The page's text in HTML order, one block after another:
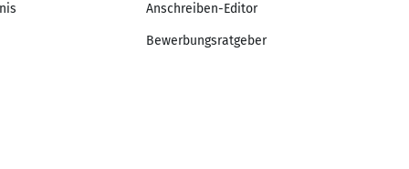
Anschreiben-Editor
Bewerbungsratgeber